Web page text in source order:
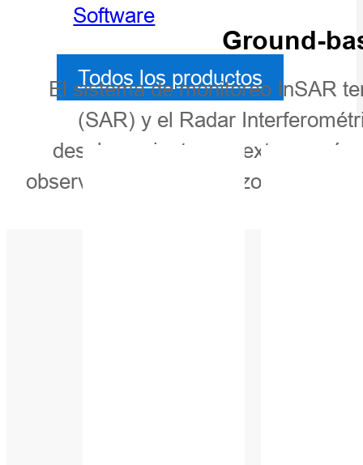
Software
Todos los productos
Ground-
El sistema de monitoreo InSAR
(SAR) y el Radar
desplazamientos en extensas
observación a largo plazo y el